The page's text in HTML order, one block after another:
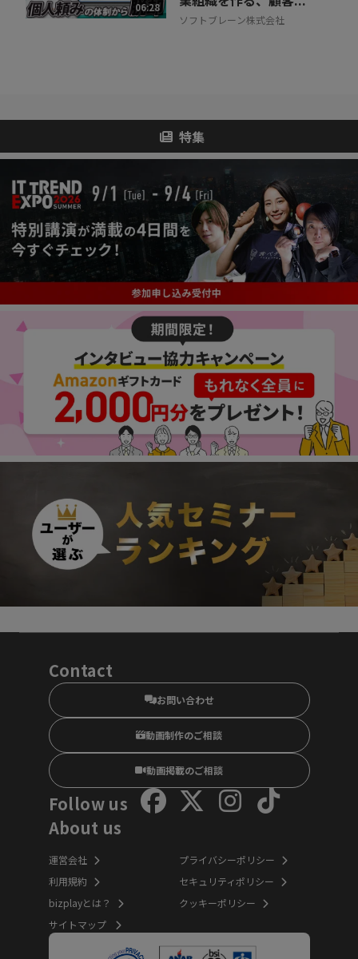
06:28
ソフトブレーン株式会社
特集
Contact
お問い合わせ
動画制作のご相談
動画掲載のご相談
Follow us
About us
運営会社
利用規約
bizplayとは？
サイトマップ
プライバシーポリシー
セキュリティポリシー
クッキーポリシー